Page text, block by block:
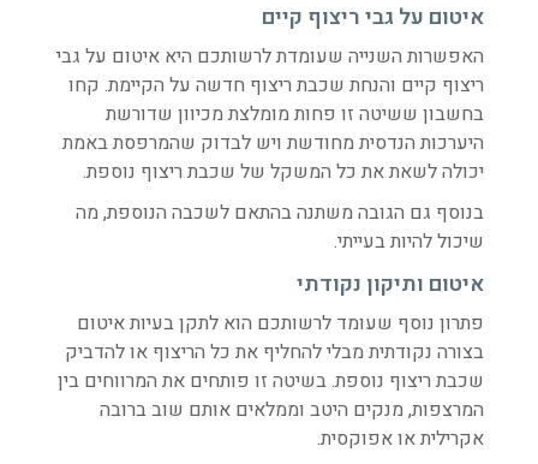
איטום על גבי ריצוף קיים
האפשרות השנייה שעומדת לרשותכם היא איטום על גבי
ריצוף קיים והנחת שכבת ריצוף חדשה על הקיימת. קחו
בחשבון ששיטה זו פחות מומלצת מכיוון שדורשת
היערכות הנדסית מחודשת ויש לבדוק שהמרפסת באמת
יכולה לשאת את כל המשקל של שכבת ריצוף נוספת.
בנוסף גם הגובה משתנה בהתאם לשכבה הנוספת, מה
שיכול להיות בעייתי.
איטום ותיקון נקודתי
פתרון נוסף שעומד לרשותכם הוא לתקן בעיות איטום
בצורה נקודתית מבלי להחליף את כל הריצוף או להדביק
שכבת ריצוף נוספת. בשיטה זו פותחים את המרווחים בין
המרצפות, מנקים היטב וממלאים אותם שוב ברובה
אקרילית או אפוקסית.